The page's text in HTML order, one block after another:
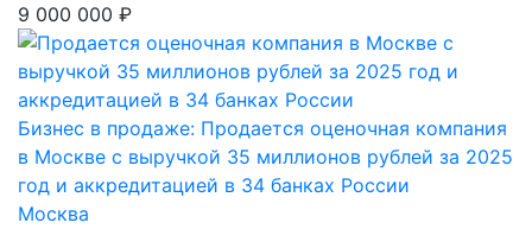
9 000 000 ₽
Бизнес в продаже: Продается оценочная компания
в Москве с выручкой 35 миллионов рублей за 2025
год и аккредитацией в 34 банках России
Москва